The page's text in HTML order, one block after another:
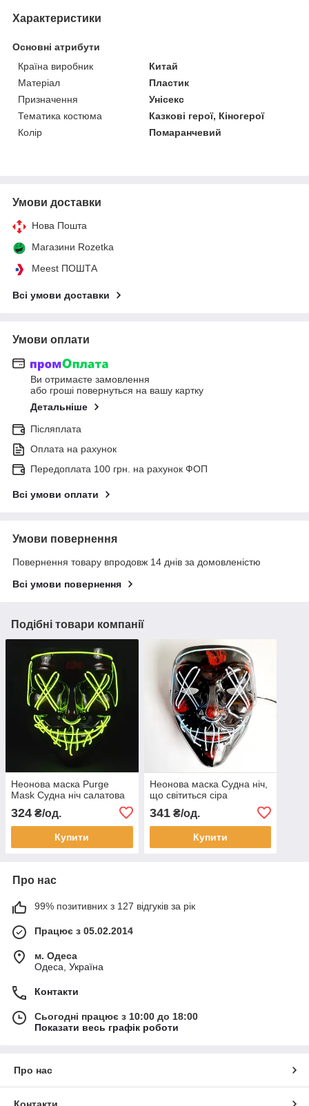
Характеристики
Основні атрибути
Країна виробник
Китай
Матеріал
Пластик
Призначення
Унісекс
Тематика костюма
Казкові герої, Кіногерої
Колір
Помаранчевий
Умови доставки
Нова Пошта
Магазини Rozetka
Meest ПОШТА
Всі умови доставки
Умови оплати
Ви отримаєте замовлення
або гроші повернуться на вашу картку
Детальніше
Післяплата
Оплата на рахунок
Передоплата 100 грн. на рахунок ФОП
Всі умови оплати
Умови повернення
Повернення товару впродовж 14 днів за домовленістю
Всі умови повернення
Подібні товари компанії
Неонова маска Purge
Mask Судна ніч салатова
324 ₴/од.
Купити
Неонова маска Судна ніч,
що світиться сіра
341₴/од.
Купити
Про нас
99% позитивних з 127 відгуків за рік
Працює з 05.02.2014
м. Одеса
Одеса, Україна
Контакти
Сьогодні працює з 10:00 до 18:00
Показати весь графік роботи
Про нас